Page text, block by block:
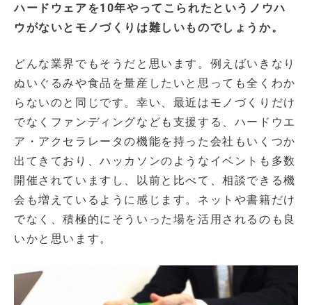
ハードウェアを10年やってこられたというノウハ
ウがないとモノづくりは難しいものでしょうか。
どんな業界でもそうだと思います。例えばいきなり
ぬいぐるみや食品を量産したいと思っても全くわか
らないのと同じです。幸い、最近はモノづくりだけ
でなくファンディングなども支援する、ハードウエ
ア・アクセラレータの機能を持った会社もいくつか
出てきており、ハッカソンのようなイベントも多数
開催されていますし、以前と比べて、相談できる機
会も増えているように感じます。ネットや書籍だけ
でなく、積極的にそういった場を活用されるのも良
いかと思います。